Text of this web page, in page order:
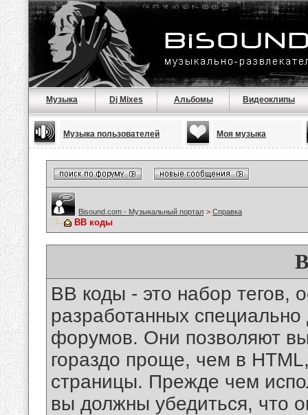
Музыка Dj Mixes Альбомы Видеоклипы
Музыка пользователей Моя музыка
Bisound.com - Музыкальный портал > Справка
BB коды
BB коды - это набор тегов,
разработанных
форумов. Они позволяют
гораздо проще, чем в
страницы. Прежде чем
вы должны убедиться, что